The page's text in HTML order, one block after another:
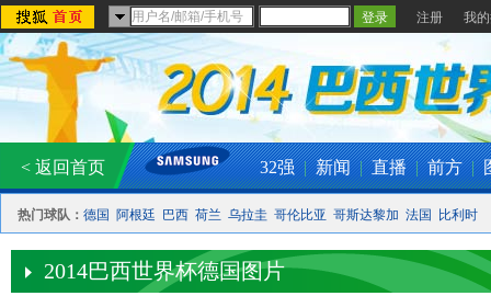
注册 我
< 返回首页 32强 | 新闻 | 直播 | 前方 |
热门球队： 德国 阿根廷 巴西 荷兰 乌拉圭 哥伦比亚 哥斯达黎加 法国 比利时
2014巴西世界杯德国图片